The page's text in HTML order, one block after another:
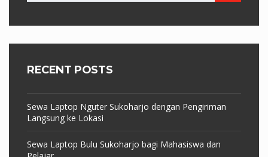
RECENT POSTS
Sewa Laptop Nguter Sukoharjo dengan Pengiriman
Langsung ke Lokasi
Sewa Laptop Bulu Sukoharjo bagi Mahasiswa dan